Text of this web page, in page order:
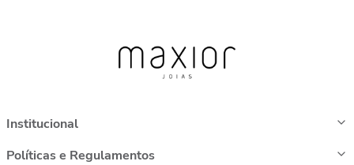
Institucional
Políticas e Regulamentos